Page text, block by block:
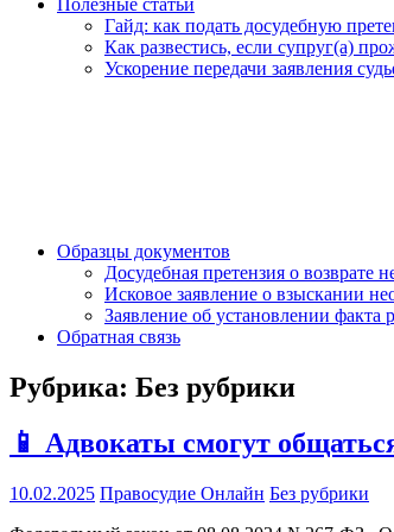
Полезные статьи
Гайд: как подать досудебную
Как развестись, если супруг(а)
Ускорение передачи заявления
Образцы документов
Досудебная претензия о возврате
Исковое заявление о взыскании
Заявление об установлении
Обратная связь
Рубрика: Без рубрики
📱 Адвокаты смогут
10.02.2025 Правосудие Онлайн Без рубрики